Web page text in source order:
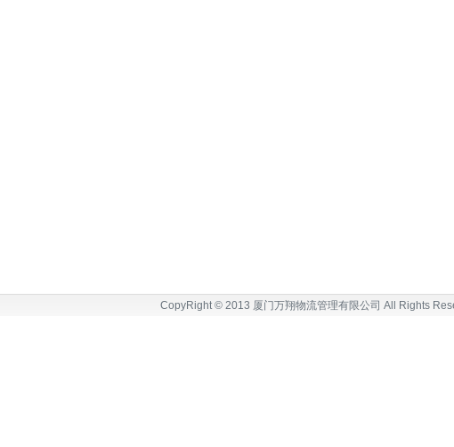
CopyRight © 2013 厦门万翔物流管理有限公司 All Rights